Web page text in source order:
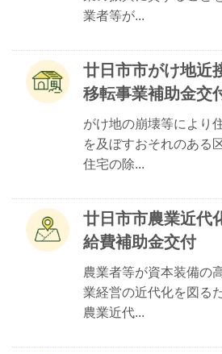
業者等が...
廿日市市がけ地近
移転事業補助金交
がけ地の崩壊等により
を及ぼすおそれのある
住宅の除...
廿日市市農業近代
給費補助金交付
農業者等が資本装備の
業経営の近代化を図る
農業近代...